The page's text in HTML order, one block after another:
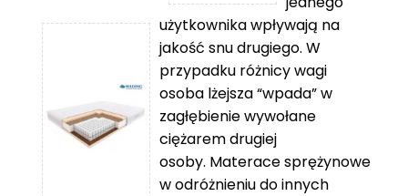
529 zł
do
869 zł
od
1
349 zł
2
459 zł
użytkownika wpływają na
jakość snu drugiego. W
przypadku różnicy wagi
osoba lżejsza “wpada” w
zagłębienie wywołane
ciężarem drugiej
osoby. Materace sprężynowe
w odróżnieniu do innych